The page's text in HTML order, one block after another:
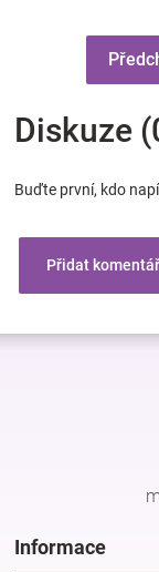
Diskuze
Buďte první, kdo
Přidat komentář
Z
Informace